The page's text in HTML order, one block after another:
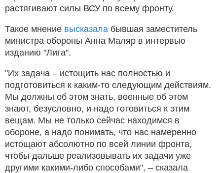
растягивают силы ВСУ по всему фронту.
Такое мнение высказала бывшая заместитель
министра обороны Анна Маляр в интервью
изданию "Лига".
"Их задача – истощить нас полностью и
подготовиться к каким-то следующим действиям.
Мы должны об этом знать, военные об этом
знают, безусловно, и надо готовиться к этим
вещам. Мы не только сейчас находимся в
обороне, а надо понимать, что нас намеренно
истощают абсолютно по всей линии фронта,
чтобы дальше реализовывать их задачи уже
другими какими-либо способами", – сказала